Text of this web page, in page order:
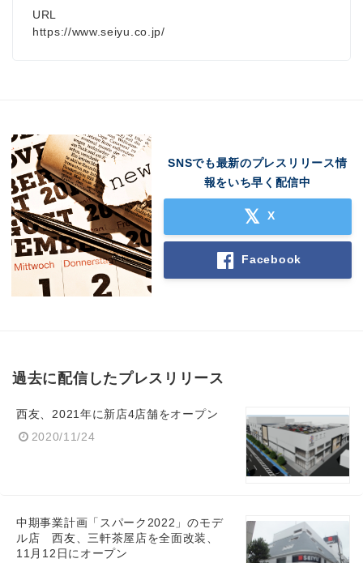
URL
https://www.seiyu.co.jp/
SNSでも最新のプレスリリース情
報をいち早く配信中
X
Facebook
過去に配信したプレスリリース
西友、2021年に新店4店舗をオープン
2020/11/24
中期事業計画「スパーク2022」のモデ
ル店 西友、三軒茶屋店を全面改装、
11月12日にオープン
English